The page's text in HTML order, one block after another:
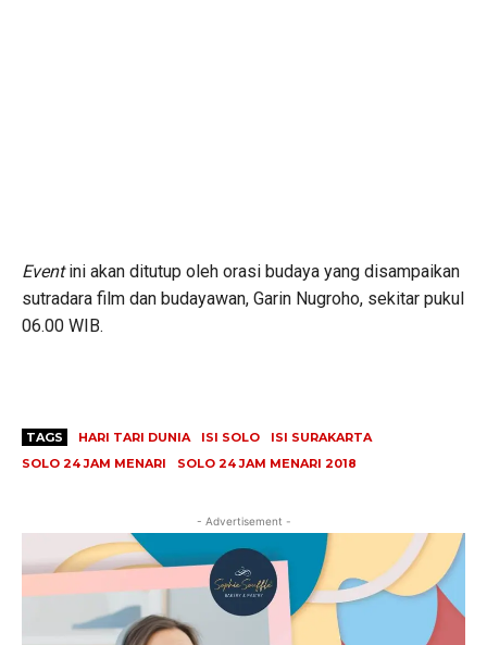
Eventini akan ditutup oleh orasi budaya yang disampaikan
sutradara film dan budayawan, Garin Nugroho, sekitar pukul
06.00 WIB.
TAGS HARI TARI DUNIA ISI SOLO
ISI SURAKARTA
SOLO 24 JAM MENARI
SOLO 24 JAM MENARI 2018
- Advertisement -